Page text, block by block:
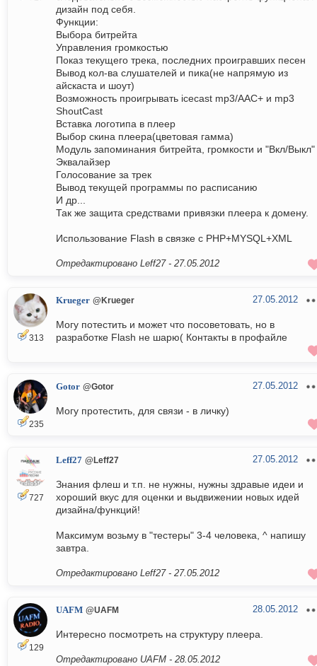
дизайн под себя.
Функции:
Выбора битрейта
Управления громкостью
Показ текущего трека, последних проигравших песен
Вывод кол-ва слушателей и пика(не напрямую из
айскаста и шоут)
Возможность проигрывать icecast mp3/AAC+ и mp3
ShoutCast
Вставка логотипа в плеер
Выбор скина плеера(цветовая гамма)
Модуль запоминания битрейта, громкости и "Вкл/Выкл"
Эквалайзер
Голосование за трек
Вывод текущей программы по расписанию
И др...
Так же защита средствами привязки плеера к домену.
Использование Flash в связке с PHP+MYSQL+XML
Отредактировано Leff27 - 27.05.2012
313
Krueger @Krueger 27.05.2012
Могу потестить и может что посоветовать, но в
разработке Flash не шарю( Контакты в профайле
235
Gotor @Gotor 27.05.2012
Могу протестить, для связи - в личку)
727
Leff27 @Leff27 27.05.2012
Знания флеш и т.п. не нужны, нужны здравые идеи и
хороший вкус для оценки и выдвижении новых идей
дизайна/функций!
Максимум возьму в "тестеры" 3-4 человека, ^ напишу
завтра.
Отредактировано Leff27 - 27.05.2012
129
UAFM @UAFM 28.05.2012
Интересно посмотреть на структуру плеера.
Отредактировано UAFM - 28.05.2012